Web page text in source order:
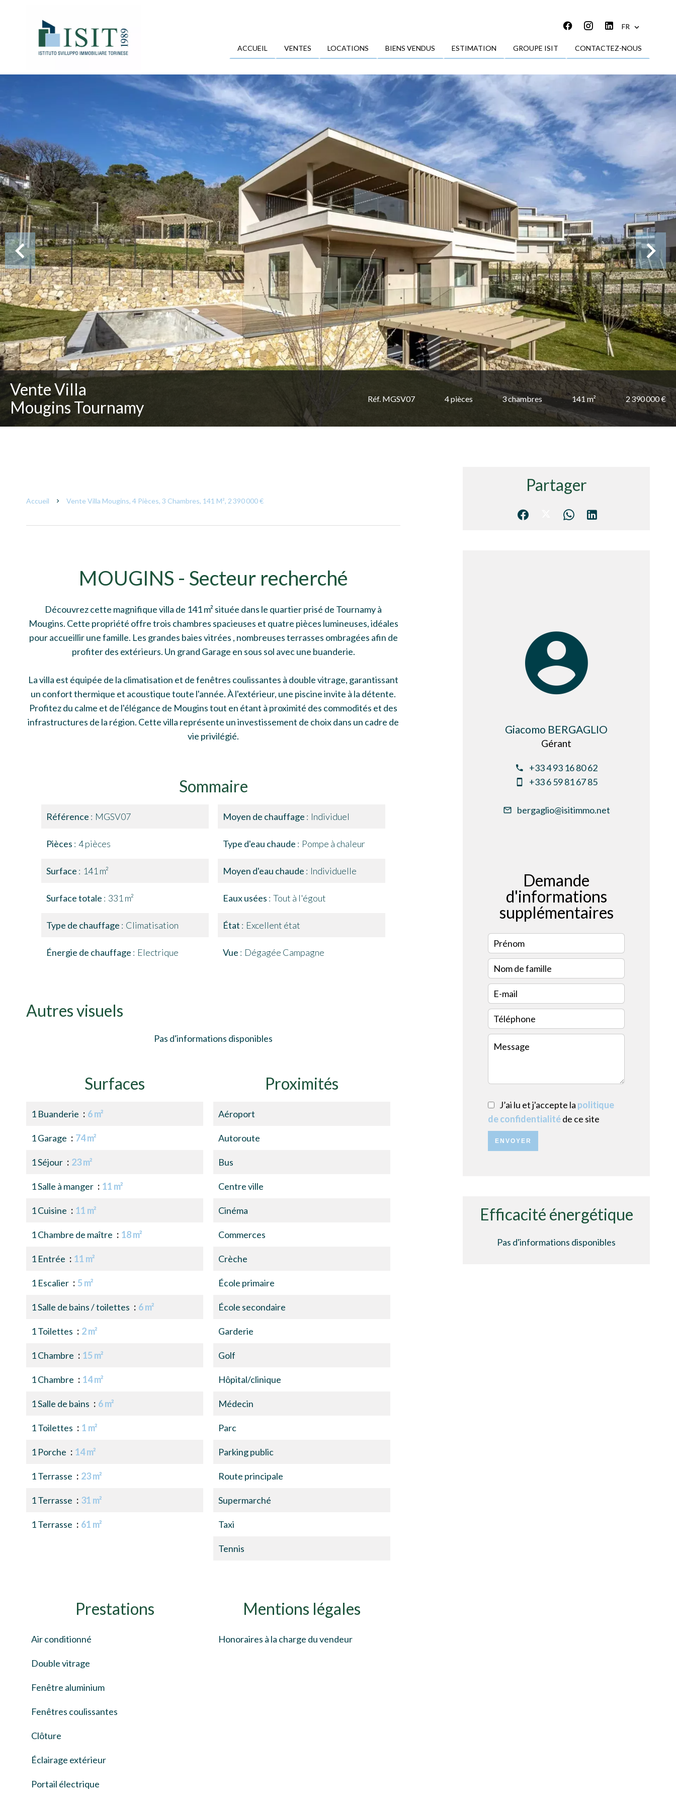
FR
ACCUEIL VENTES LOCATIONS BIENS VENDUS ESTIMATION GROUPE ISIT CONTACTEZ-NOUS
Vente Villa
Mougins Tournamy
Réf. MGSV07 4 pièces 3 chambres 141 m² 2 390 000 €
Accueil Vente Villa Mougins, 4 Pièces, 3 Chambres, 141 M², 2 390 000 €
MOUGINS - Secteur recherché
Découvrez cette magnifique villa de 141 m² située dans le quartier prisé de Tournamy à
Mougins. Cette propriété offre trois chambres spacieuses et quatre pièces lumineuses, idéales
pour accueillir une famille. Les grandes baies vitrées , nombreuses terrasses ombragées afin de
profiter des extérieurs. Un grand Garage en sous sol avec une buanderie.
La villa est équipée de la climatisation et de fenêtres coulissantes à double vitrage, garantissant
un confort thermique et acoustique toute l'année. À l'extérieur, une piscine invite à la détente.
Profitez du calme et de l'élégance de Mougins tout en étant à proximité des commodités et des
infrastructures de la région. Cette villa représente un investissement de choix dans un cadre de
vie privilégié.
Sommaire
Référence MGSV07
Pièces 4 pièces
Surface 141 m²
Surface totale 331 m²
Type de chauffage Climatisation
Énergie de chauffage Electrique
Moyen de chauffage Individuel
Type d'eau chaude Pompe à chaleur
Moyen d'eau chaude Individuelle
Eaux usées Tout à l'égout
État Excellent état
Vue Dégagée Campagne
Autres visuels
Pas d'informations disponibles
Surfaces
1 Buanderie 6 m²
1 Garage 74 m²
1 Séjour 23 m²
1 Salle à manger 11 m²
1 Cuisine 11 m²
1 Chambre de maître 18 m²
1 Entrée 11 m²
1 Escalier 5 m²
1 Salle de bains / toilettes 6 m²
1 Toilettes 2 m²
1 Chambre 15 m²
1 Chambre 14 m²
1 Salle de bains 6 m²
1 Toilettes 1 m²
1 Porche 14 m²
1 Terrasse 23 m²
1 Terrasse 31 m²
1 Terrasse 61 m²
Proximités
Aéroport
Autoroute
Bus
Centre ville
Cinéma
Commerces
Crèche
École primaire
École secondaire
Garderie
Golf
Hôpital/clinique
Médecin
Parc
Parking public
Route principale
Supermarché
Taxi
Tennis
Prestations
Air conditionné
Double vitrage
Fenêtre aluminium
Fenêtres coulissantes
Clôture
Éclairage extérieur
Portail électrique
Mentions légales
Honoraires à la charge du vendeur
Partager
Giacomo BERGAGLIO
Gérant
+33 4 93 16 80 62
+33 6 59 81 67 85
bergaglio@isitimmo.net
Demande
d'informations
supplémentaires
J’ai lu et j'accepte la politique
de confidentialitéde ce site
ENVOYER
Efficacité énergétique
Pas d'informations disponibles